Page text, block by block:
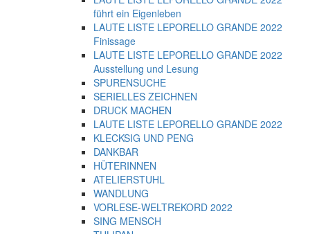
führt ein Eigenleben
LAUTE LISTE LEPORELLO GRANDE 2022
Finissage
LAUTE LISTE LEPORELLO GRANDE 2022
Ausstellung und Lesung
SPURENSUCHE
SERIELLES ZEICHNEN
DRUCK MACHEN
LAUTE LISTE LEPORELLO GRANDE 2022
KLECKSIG UND PENG
DANKBAR
HÜTERINNEN
ATELIERSTUHL
WANDLUNG
VORLESE-WELTREKORD 2022
SING MENSCH